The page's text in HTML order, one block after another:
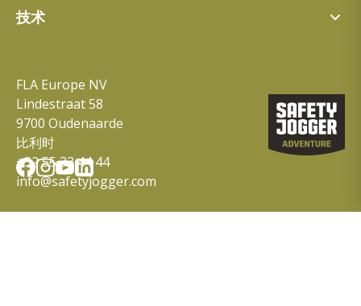
Street jr
Logan
Logan jr
技术
360° 舒适体验
Performance Foam Technology
SJ Adventure 泡沫鞋垫
SJ Adventure 泡沫鞋垫 冬季
回收材料
FLA Europe NV
Lindestraat 58
9700 Oudenaarde
比利时
+32 55 33 44 44
info@safetyjogger.com